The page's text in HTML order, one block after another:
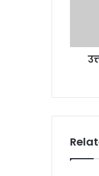
विभाग
अलर्ट